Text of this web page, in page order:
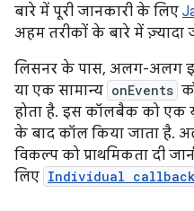
बारे में पूरी जानकारी के लिए
अहम तरीकों के बारे में ज़्यादा
लिसनर के पास, अलग-अलग
या एक सामान्य onEvents
होता है. इस कॉलबैक को एक
के बाद कॉल किया जाता है.
विकल्प को प्राथमिकता दी
लिए Individual